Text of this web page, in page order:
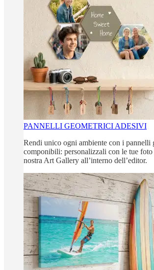
PANNELLI GEOMETRICI ADESIVI
Rendi unico ogni ambiente con i pannelli
componibili: personalizzali con le tue
nostra Art Gallery all’interno dell’editor.